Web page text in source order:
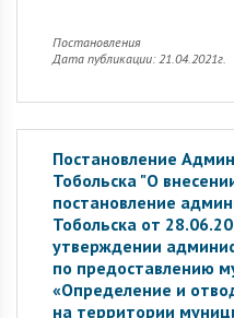
Постановления
Дата публикации: 21.04.2021г.
Постановление
Тобольска "О
постановление
Тобольска от
утверждении
по предоставлению
«Определение и
на территории